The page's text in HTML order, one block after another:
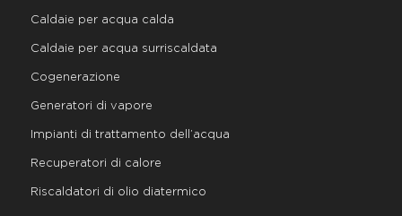
Caldaie per acqua calda
Caldaie per acqua surriscaldata
Cogenerazione
Generatori di vapore
Impianti di trattamento dell’acqua
Recuperatori di calore
Riscaldatori di olio diatermico